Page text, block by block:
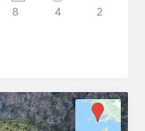
8 4 2